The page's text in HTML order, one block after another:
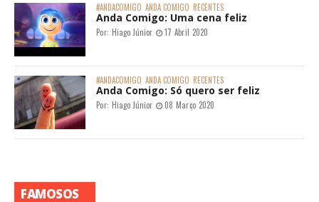
#ANDACOMIGO ANDA COMIGO RECENTES
Anda Comigo: Uma cena feliz
Por: Hiago Júnior 17 Abril 2020
#ANDACOMIGO ANDA COMIGO RECENTES
Anda Comigo: Só quero ser feliz
Por: Hiago Júnior 08 Março 2020
FAMOSOS